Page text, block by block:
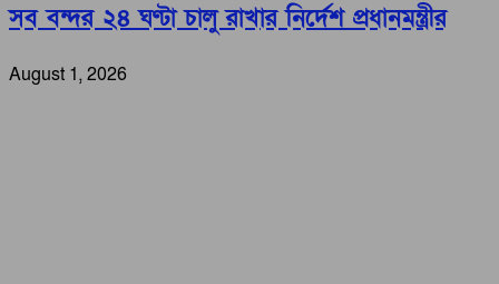
সব বন্দর ২৪ ঘণ্টা চালু রাখার নির্দেশ প্রধানমন্ত্রীর
August 1, 2026